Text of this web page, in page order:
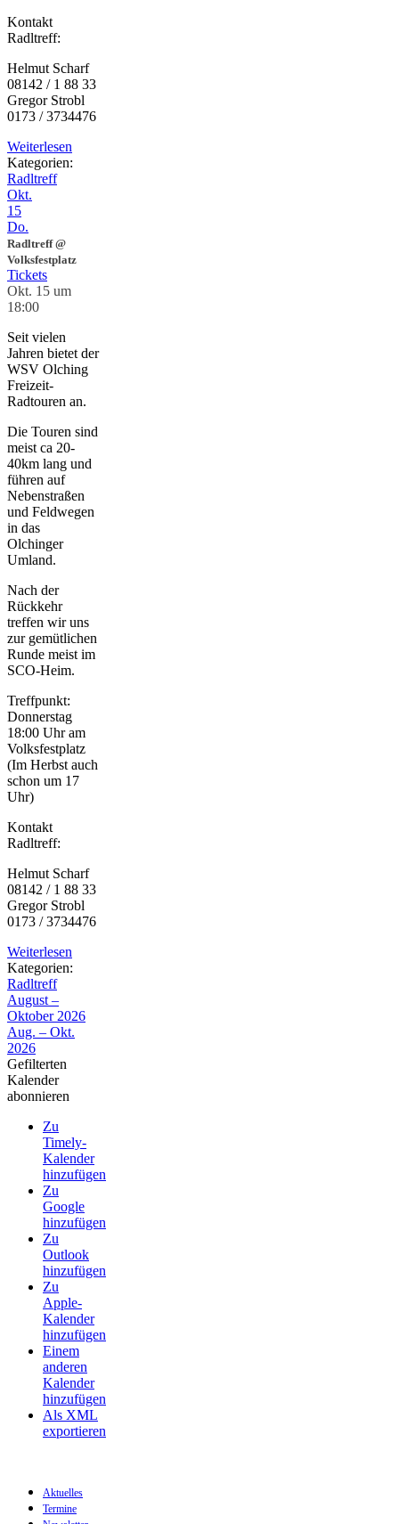
Kontakt
Radltreff:
Helmut Scharf
08142 / 1 88 33
Gregor Strobl
0173 / 3734476
Weiterlesen
Kategorien:
Radltreff
Okt.
15
Do.
Radltreff@
Volksfestplatz
Tickets
Okt. 15 um
18:00
Seit vielen
Jahren bietet der
WSV Olching
Freizeit-
Radtouren an.
Die Touren sind
meist ca 20-
40km lang und
führen auf
Nebenstraßen
und Feldwegen
in das
Olchinger
Umland.
Nach der
Rückkehr
treffen wir uns
zur gemütlichen
Runde meist im
SCO-Heim.
Treffpunkt:
Donnerstag
18:00 Uhr am
Volksfestplatz
(Im Herbst auch
schon um 17
Uhr)
Kontakt
Radltreff:
Helmut Scharf
08142 / 1 88 33
Gregor Strobl
0173 / 3734476
Weiterlesen
Kategorien:
Radltreff
August –
Oktober 2026
Aug. – Okt.
2026
Gefilterten
Kalender
abonnieren
Zu
Timely-
Kalender
hinzufügen
Zu
Google
hinzufügen
Zu
Outlook
hinzufügen
Zu
Apple-
Kalender
hinzufügen
Einem
anderen
Kalender
hinzufügen
Als XML
exportieren
Aktuelles
Termine